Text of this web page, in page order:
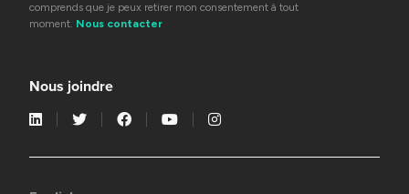
comprends que je peux retirer mon consentement à tout
moment. Nous contacter
Nous joindre